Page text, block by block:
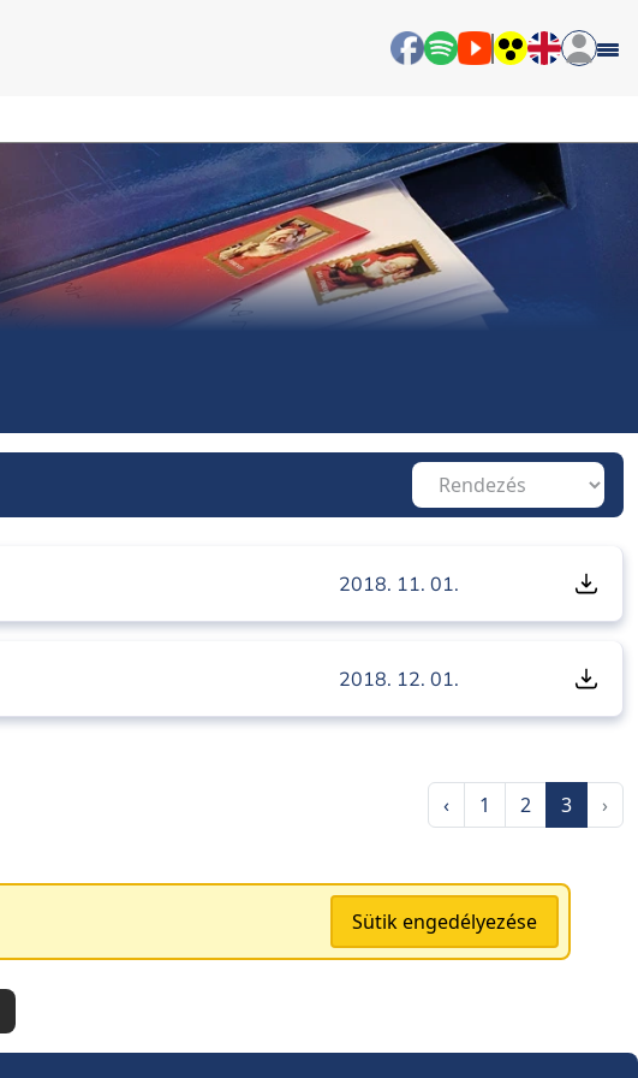
2018. 11. 01.
2018. 12. 01.
‹ 1 2 3 ›
Sütik engedélyezése